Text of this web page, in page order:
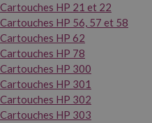
Cartouches HP 21 et 22
Cartouches HP 56, 57 et 58
Cartouches HP 62
Cartouches HP 78
Cartouches HP 300
Cartouches HP 301
Cartouches HP 302
Cartouches HP 303